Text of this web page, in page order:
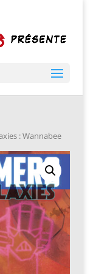
: Wannabee